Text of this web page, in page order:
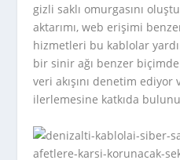
gizli saklı omurgasını
aktarımı, web erişimi
hizmetleri bu kablolar
bir sinir ağı benzer
veri akışını denetim
ilerlemesine katkıda